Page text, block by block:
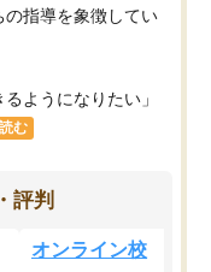
指導を象徴してい
ようになりたい」
む
評判
オンライン校